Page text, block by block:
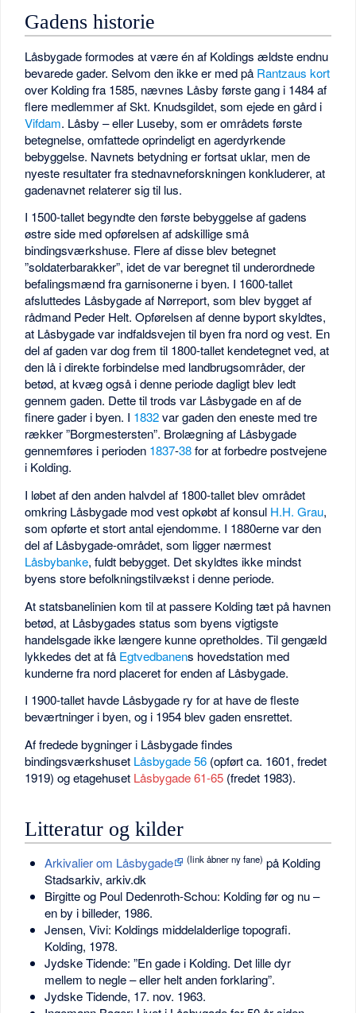
Gadens historie
Låsbygade formodes at være én af Koldings ældste endnu
bevarede gader. Selvom den ikke er med på Rantzaus kort
over Kolding fra 1585, nævnes Låsby første gang i 1484 af
flere medlemmer af Skt. Knudsgildet, som ejede en gård i
Vifdam. Låsby – eller Luseby, som er områdets første
betegnelse, omfattede oprindeligt en agerdyrkende
bebyggelse. Navnets betydning er fortsat uklar, men de
nyeste resultater fra stednavneforskningen konkluderer, at
gadenavnet relaterer sig til lus.
I 1500-tallet begyndte den første bebyggelse af gadens
østre side med opførelsen af adskillige små
bindingsværkshuse. Flere af disse blev betegnet
”soldaterbarakker”, idet de var beregnet til underordnede
befalingsmænd fra garnisonerne i byen. I 1600-tallet
afsluttedes Låsbygade af Nørreport, som blev bygget af
rådmand Peder Helt. Opførelsen af denne byport skyldtes,
at Låsbygade var indfaldsvejen til byen fra nord og vest. En
del af gaden var dog frem til 1800-tallet kendetegnet ved, at
den lå i direkte forbindelse med landbrugsområder, der
betød, at kvæg også i denne periode dagligt blev ledt
gennem gaden. Dette til trods var Låsbygade en af de
finere gader i byen. I 1832var gaden den eneste med tre
rækker ”Borgmestersten”. Brolægning af Låsbygade
gennemføres i perioden 1837-38for at forbedre postvejene
i Kolding.
I løbet af den anden halvdel af 1800-tallet blev området
omkring Låsbygade mod vest opkøbt af konsul H.H. Grau,
som opførte et stort antal ejendomme. I 1880erne var den
del af Låsbygade-området, som ligger nærmest
Låsbybanke, fuldt bebygget. Det skyldtes ikke mindst
byens store befolkningstilvækst i denne periode.
At statsbanelinien kom til at passere Kolding tæt på havnen
betød, at Låsbygades status som byens vigtigste
handelsgade ikke længere kunne opretholdes. Til gengæld
lykkedes det at få Egtvedbanens hovedstation med
kunderne fra nord placeret for enden af Låsbygade.
I 1900-tallet havde Låsbygade ry for at have de fleste
beværtninger i byen, og i 1954 blev gaden ensrettet.
Af fredede bygninger i Låsbygade findes
bindingsværkshuset Låsbygade 56 (opført ca. 1601, fredet
1919) og etagehuset Låsbygade 61-65 (fredet 1983).
Litteratur og kilder
Arkivalier om Låsbygade (link åbner ny fane) på Kolding
Stadsarkiv, arkiv.dk
Birgitte og Poul Dedenroth-Schou: Kolding før og nu –
en by i billeder, 1986.
Jensen, Vivi: Koldings middelalderlige topografi.
Kolding, 1978.
Jydske Tidende: ”En gade i Kolding. Det lille dyr
mellem to negle – eller helt anden forklaring”.
Jydske Tidende, 17. nov. 1963.